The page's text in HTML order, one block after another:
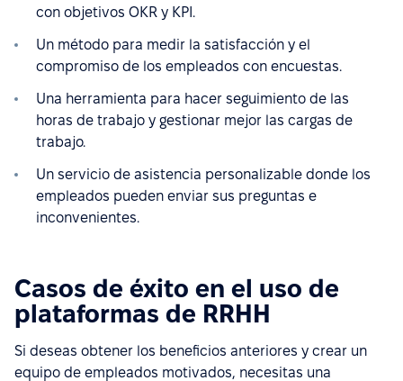
con objetivos OKR y KPI.
Un método para medir la satisfacción y el
compromiso de los empleados con encuestas.
Una herramienta para hacer seguimiento de las
horas de trabajo y gestionar mejor las cargas de
trabajo.
Un servicio de asistencia personalizable donde los
empleados pueden enviar sus preguntas e
inconvenientes.
Casos de éxito en el uso de
plataformas de RRHH
Si deseas obtener los beneficios anteriores y crear un
equipo de empleados motivados, necesitas una